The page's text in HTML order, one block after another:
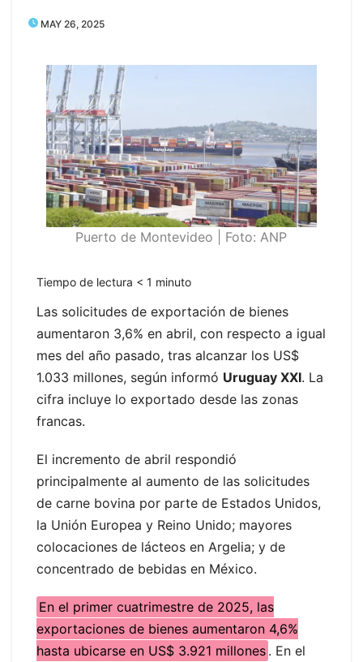
MAY 26, 2025
Puerto de Montevideo | Foto: ANP
Tiempo de lectura < 1 minuto
Las solicitudes de exportación de bienes
aumentaron 3,6% en abril, con respecto a igual
mes del año pasado, tras alcanzar los US$
1.033 millones, según informó Uruguay XXI. La
cifra incluye lo exportado desde las zonas
francas.
El incremento de abril respondió
principalmente al aumento de las solicitudes
de carne bovina por parte de Estados Unidos,
la Unión Europea y Reino Unido; mayores
colocaciones de lácteos en Argelia; y de
concentrado de bebidas en México.
En el primer cuatrimestre de 2025, las
exportaciones de bienes aumentaron 4,6%
hasta ubicarse en US$ 3.921 millones . En el